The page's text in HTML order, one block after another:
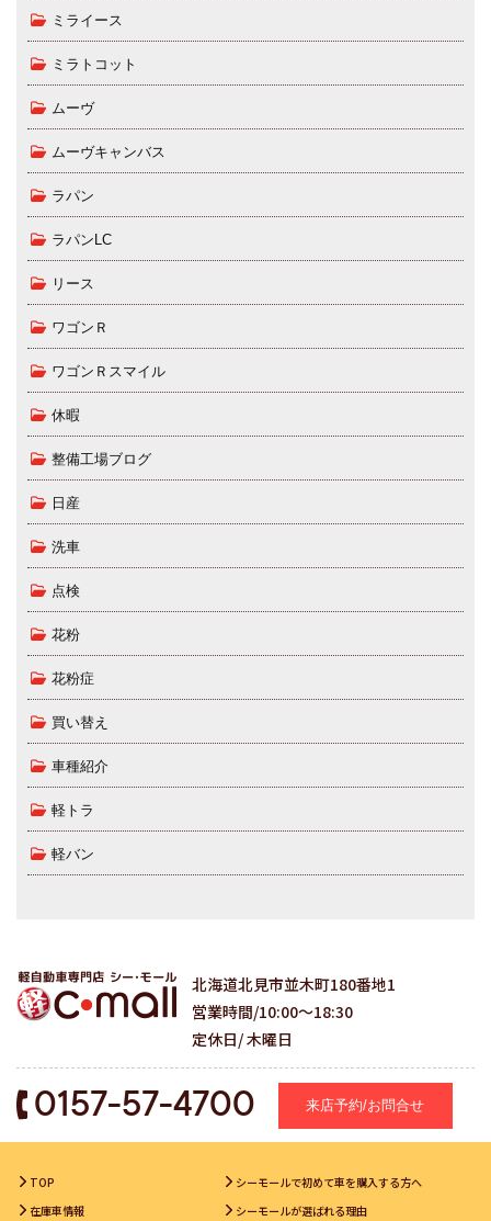
ミライース
ミラトコット
ムーヴ
ムーヴキャンバス
ラパン
ラパンLC
リース
ワゴンＲ
ワゴンＲスマイル
休暇
整備工場ブログ
日産
洗車
点検
花粉
花粉症
買い替え
車種紹介
軽トラ
軽バン
北海道北見市並木町180番地1
営業時間/10:00～18:30
定休日/ 木曜日
0157-57-4700 来店予約/お問合せ
TOP
シーモールで初めて車を購入する方へ
在庫車情報
シーモールが選ばれる理由